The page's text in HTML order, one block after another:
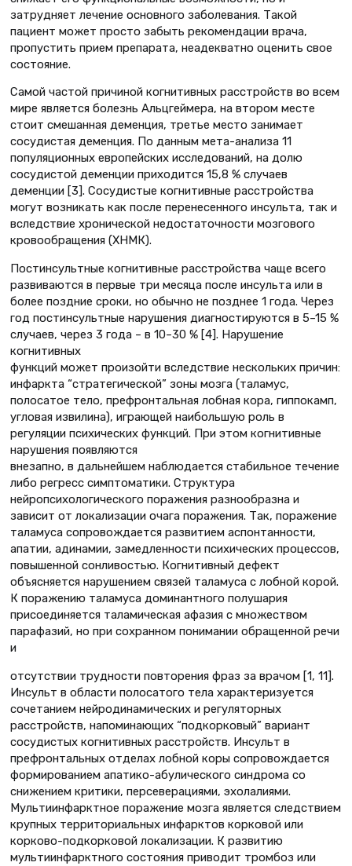
затрудняет лечение основного заболевания. Такой
пациент может просто забыть рекомендации врача,
пропустить прием препарата, неадекватно оценить свое
состояние.
Самой частой причиной когнитивных расстройств во всем
мире является болезнь Альцгеймера, на втором месте
стоит смешанная деменция, третье место занимает
сосудистая деменция. По данным мета-анализа 11
популяционных европейских исследований, на долю
сосудистой деменции приходится 15,8 % случаев
деменции [3]. Сосудистые когнитивные расстройства
могут возникать как после перенесенного инсульта, так и
вследствие хронической недостаточности мозгового
кровообращения (ХНМК).
Постинсультные когнитивные расстройства чаще всего
развиваются в первые три месяца после инсульта или в
более поздние сроки, но обычно не позднее 1 года. Через
год постинсультные нарушения диагностируются в 5–15 %
случаев, через 3 года – в 10–30 % [4]. Нарушение
когнитивных
функций может произойти вследствие нескольких причин:
инфаркта “стратегической” зоны мозга (таламус,
полосатое тело, префронтальная лобная кора, гиппокамп,
угловая извилина), играющей наибольшую роль в
регуляции психических функций. При этом когнитивные
нарушения появляются
внезапно, в дальнейшем наблюдается стабильное течение
либо регресс симптоматики. Структура
нейропсихологического поражения разнообразна и
зависит от локализации очага поражения. Так, поражение
таламуса сопровождается развитием аспонтанности,
апатии, адинамии, замедленности психических процессов,
повышенной сонливостью. Когнитивный дефект
объясняется нарушением связей таламуса с лобной корой.
К поражению таламуса доминантного полушария
присоединяется таламическая афазия с множеством
парафазий, но при сохранном понимании обращенной речи
и
отсутствии трудности повторения фраз за врачом [1, 11].
Инсульт в области полосатого тела характеризуется
сочетанием нейродинамических и регуляторных
расстройств, напоминающих “подкорковый” вариант
сосудистых когнитивных расстройств. Инсульт в
префронтальных отделах лобной коры сопровождается
формированием апатико-абулического синдрома со
снижением критики, персеверациями, эхолалиями.
Мультиинфарктное поражение мозга является следствием
крупных территориальных инфарктов корковой или
корково-подкорковой локализации. К развитию
мультиинфарктного состояния приводит тромбоз или